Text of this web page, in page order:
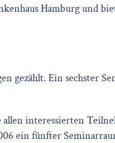
Hamburg und
gezählt. Ein sechster
interessierten
ein fünfter